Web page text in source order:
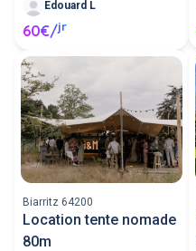
Edouard L
60€/jr
Biarritz 64200
Location tente nomade
80m